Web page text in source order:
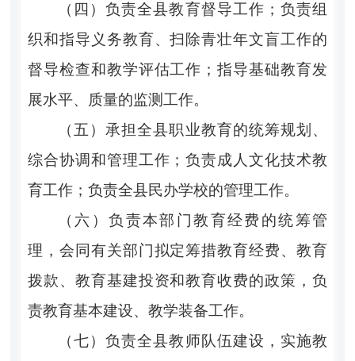
（四）负责全县教育督导工作；负责组
织和指导义务教育、扫除青壮年文盲工作的
督导检查和教学评估工作；指导基础教育发
展水平、质量的监测工作。
（五）承担全县职业教育的统筹规划、
综合协调和管理工作；负责成人文化技术教
育工作；负责全县民办学校的管理工作。
（六）负责本部门教育经费的统筹管
理，会同有关部门拟定筹措教育经费、教育
拨款、教育基建投资和教育收费的政策，负
责教育基本建设、教学装备工作。
（七）负责全县教师队伍建设，实施教